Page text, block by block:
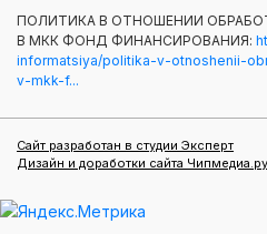
ПОЛИТИКА В ОТНОШЕНИИ
В МКК ФОНД ФИНАНСИРОВАНИЯ:
informatsiya/politika-v-otnoshenii-
v-mkk-f...
Сайт разработан в студии Эксперт
Дизайн и доработки сайта Чипмедиа.ру